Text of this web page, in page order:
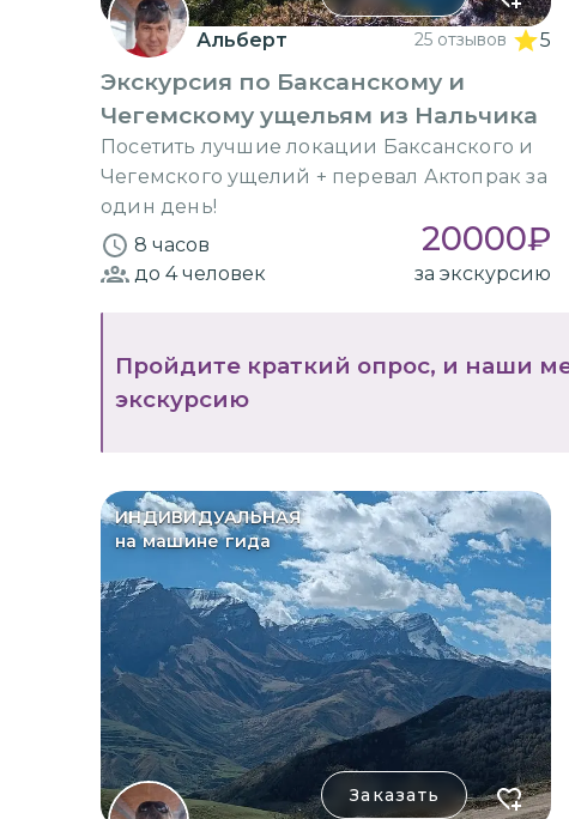
Альберт 25 отзывов 5
Экскурсия по Баксанскому и
Чегемскому ущельям из Нальчика
Посетить лучшие локации Баксанского и
Чегемского ущелий + перевал Актопрак за
один день!
8 часов
20000₽
до 4человек за экскурсию
Пройдите краткий опрос, и наши
экскурсию
ИНДИВИДУАЛЬНАЯ
на машине гида
Заказать